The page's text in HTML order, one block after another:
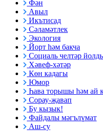
Фән
Авыл
Икътисад
Сәламәтлек
Экология
Йорт һәм бакча
Социаль челтәр
Хәвеф-хәтәр
Көн кадагы
Юмор
Һава торышы һәм ай
Сорау-җавап
Бу кызык!
Файдалы мәгълүмат
Аш-су